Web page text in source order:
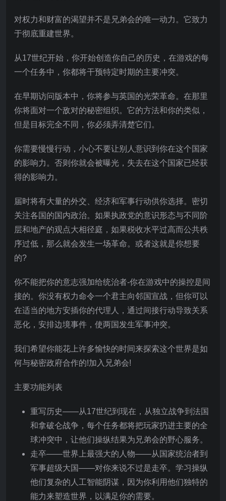
对权力和财富的渴望并不是兄弟会的唯一动力。它致力
于彻底重建世界。
从17世纪开始，你开始创造你自己的历史，在游戏的每
一个任务中，你都将干预特定时期的主要冲突。
在早期访问版本中，你将参与英国的光荣革命。在那里
你将面对一个敌对的秘密组织。它的方法和你的类似，
但是目标完全不同，你必须弄清楚它们。
你需要慢慢行动，小心不要让别人意识到你在这个国家
的影响力。否则你就会被曝光，失去在这个国家已经获
得的影响力。
届时将有大量的外交、经济和军事行动供你选择。密切
关注各国的国内政治。如果执政党的意识形态与不同阶
层和地产的观点大相径庭，如果税收水平过高而公共秩
序过低，那么就会发生一场革命。或者这就是你想要
的?
你不能把你的意志强加给统治者-你在游戏中的操控是间
接的。你没有权力命令一个君主向邻国宣战，但你可以
在适当的地方安插你的代理人，通过间接行动导致关系
恶化，安排边境事件，使两国发生军事冲突。
我们希望你能花上许多愉快的时间来探索这个世界是如
何与秘密政府合作的!加入兄弟会!
主要功能列表
重写历史——从17世纪到现在，从独立战争到法国
和拿破仑战争，每个任务都将把玩家扔进主要的全
球冲突中，让他们操纵结果为兄弟会的野心服务。
走卒——世界上最强大的人物——从国家统治者到
军事超级大国——对你来说不过是走卒。学习操纵
他们复杂的人工智能阴谋，因为你利用他们独特的
能力来塑造世界，以满足你的需要。